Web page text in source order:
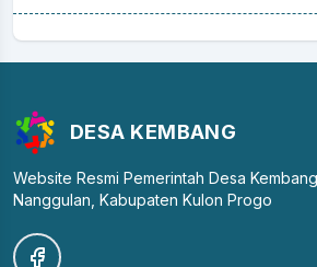
DESA KEMBANG
Website Resmi Pemerintah Desa
Nanggulan, Kabupaten Kulon Progo